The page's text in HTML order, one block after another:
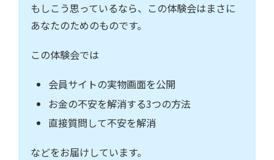
もしこう思っているなら、この体験会はまさに
あなたのためのものです。
この体験会では
会員サイトの実物画面を公開
お金の不安を解消する3つの方法
直接質問して不安を解消
などをお届けしています。